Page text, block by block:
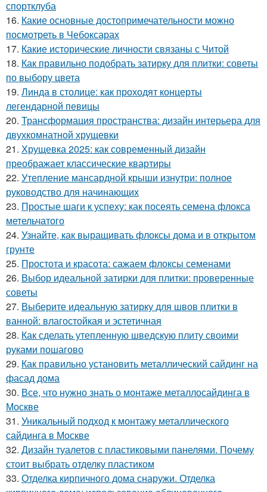
спортклуба
16. Какие основные достопримечательности можно
посмотреть в Чебоксарах
17. Какие исторические личности связаны с Читой
18. Как правильно подобрать затирку для плитки: советы
по выбору цвета
19. Линда в столице: как проходят концерты
легендарной певицы
20. Трансформация пространства: дизайн интерьера для
двухкомнатной хрущевки
21. Хрущевка 2025: как современный дизайн
преображает классические квартиры
22. Утепление мансардной крыши изнутри: полное
руководство для начинающих
23. Простые шаги к успеху: как посеять семена флокса
метельчатого
24. Узнайте, как выращивать флоксы дома и в открытом
грунте
25. Простота и красота: сажаем флоксы семенами
26. Выбор идеальной затирки для плитки: проверенные
советы
27. Выберите идеальную затирку для швов плитки в
ванной: влагостойкая и эстетичная
28. Как сделать утепленную шведскую плиту своими
руками пошагово
29. Как правильно установить металлический сайдинг на
фасад дома
30. Все, что нужно знать о монтаже металлосайдинга в
Москве
31. Уникальный подход к монтажу металлического
сайдинга в Москве
32. Дизайн туалетов с пластиковыми панелями. Почему
стоит выбрать отделку пластиком
33. Отделка кирпичного дома снаружи. Отделка